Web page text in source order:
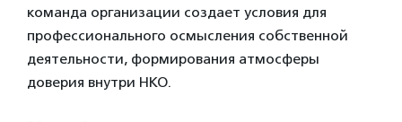
команда организации создает условия для
профессионального осмысления собственной
деятельности, формирования атмосферы
доверия внутри НКО.